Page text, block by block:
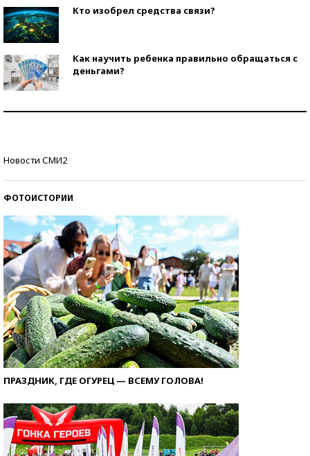
Кто изобрел средства связи?
Как научить ребенка правильно обращаться с
деньгами?
Новости СМИ2
ФОТОИСТОРИИ
ПРАЗДНИК, ГДЕ ОГУРЕЦ — ВСЕМУ ГОЛОВА!